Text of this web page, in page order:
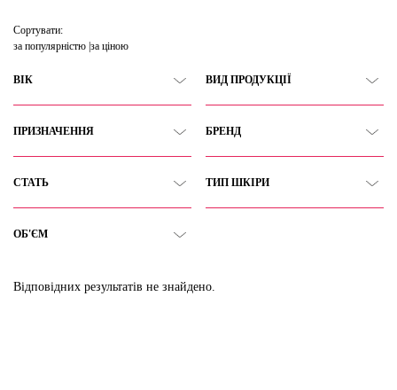
Сортувати:
за популярністю за ціною
ВІК ВИД ПРОДУКЦІЇ
ПРИЗНАЧЕННЯ БРЕНД
СТАТЬ ТИП ШКІРИ
ОБ'ЄМ
Відповідних результатів не знайдено.